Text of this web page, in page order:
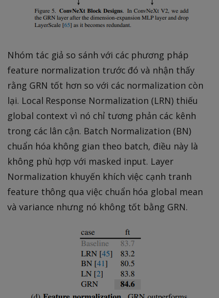
Nhóm tác giả so sánh với các phương pháp
feature normalization trước đó và nhận thấy
rằng GRN tốt hơn so với các normalization còn
lại. Local Response Normalization (LRN) thiếu
global context vì nó chỉ tương phản các kênh
trong các lân cận. Batch Normalization (BN)
chuẩn hóa không gian theo batch, điều này là
không phù hợp với masked input. Layer
Normalization khuyến khích việc cạnh tranh
feature thông qua việc chuẩn hóa global mean
và variance nhưng nó không tốt bằng GRN.